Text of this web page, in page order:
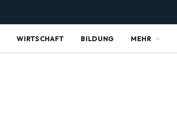
WIRTSCHAFT BILDUNG MEHR